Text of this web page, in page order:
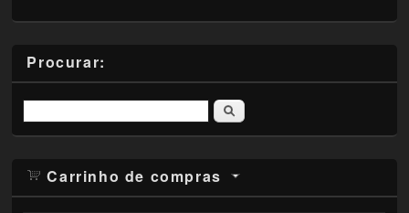
Procurar:
Pesquisar
Carrinho de compras